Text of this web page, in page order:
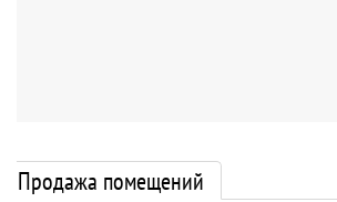
Продажа помещений